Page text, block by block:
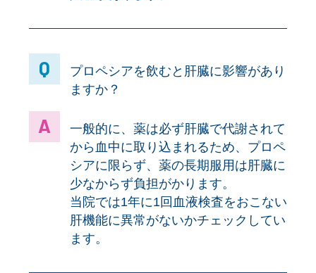
プロペシアを飲むと肝臓に影響があり
ますか？
一般的に、薬は必ず肝臓で代謝されて
から血中に取り込まれるため、プロペ
シアに限らず、薬の長期服用は肝臓に
少なからず負担がかります。
当院では1年に1回血液検査をおこない
肝機能に異常がないかチェックしてい
ます。